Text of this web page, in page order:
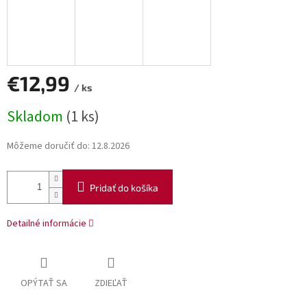
€12,99 / ks
cena:
Skladom (1 ks)
Môžeme doručiť do: 12.8.2026
Pridať do košíka
Detailné informácie
OPÝTAŤ SA ZDIEĽAŤ